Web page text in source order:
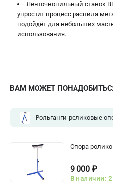
ВАМ МОЖЕТ
Рольганги-роликовые
Опора
9 000 ₽
В наличии: 2
Ленточнопильный станок
упростит процесс распила
подойдёт для небольших
использования.